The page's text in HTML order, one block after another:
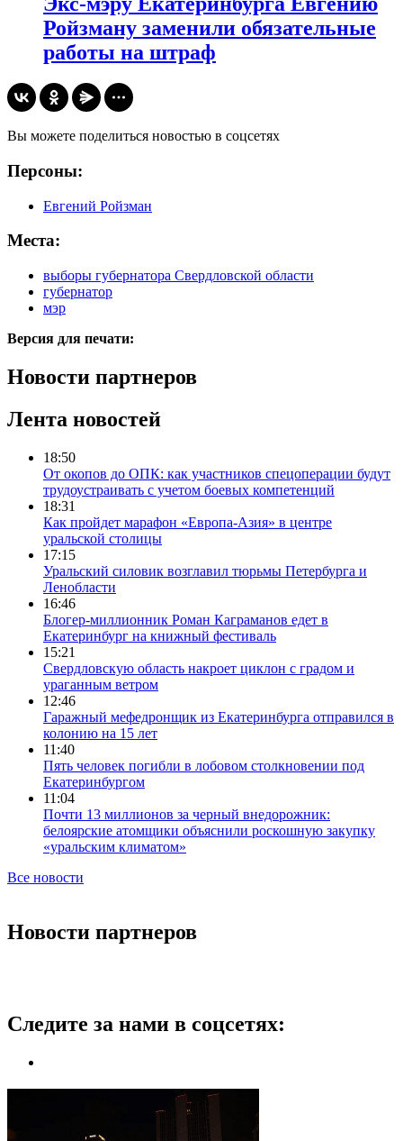
Ройзману заменили обязательные
работы на штраф
Вы можете поделиться новостью в соцсетях
Персоны:
Евгений Ройзман
Места:
выборы губернатора Свердловской области
губернатор
мэр
Версия для печати:
Новости партнеров
Лента новостей
18:50
От окопов до ОПК: как участников спецоперации будут
трудоустраивать с учетом боевых компетенций
18:31
Как пройдет марафон «Европа-Азия» в центре
уральской столицы
17:15
Уральский силовик возглавил тюрьмы Петербурга и
Ленобласти
16:46
Блогер-миллионник Роман Каграманов едет в
Екатеринбург на книжный фестиваль
15:21
Свердловскую область накроет циклон с градом и
ураганным ветром
12:46
Гаражный мефедронщик из Екатеринбурга отправился в
колонию на 15 лет
11:40
Пять человек погибли в лобовом столкновении под
Екатеринбургом
11:04
Почти 13 миллионов за черный внедорожник:
белоярские атомщики объяснили роскошную закупку
«уральским климатом»
Все новости
Новости партнеров
Следите за нами в соцсетях: